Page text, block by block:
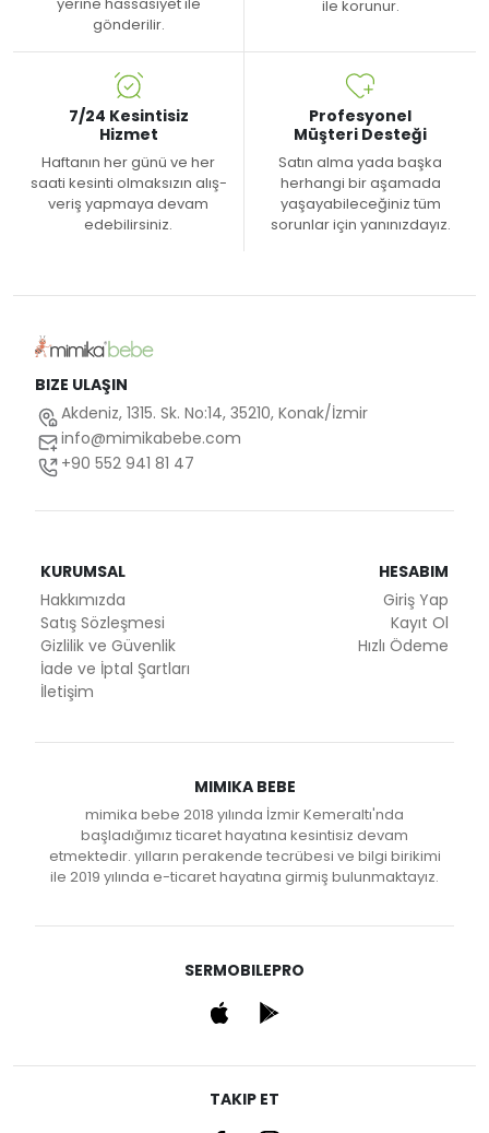
gönderilir.
ile korunur.
7/24 Kesintisiz
Hizmet
Haftanın her günü ve her
saati kesinti olmaksızın alış-
veriş yapmaya devam
edebilirsiniz.
Profesyonel
Müşteri Desteği
Satın alma yada başka
herhangi bir aşamada
yaşayabileceğiniz tüm
sorunlar için yanınızdayız.
BIZE ULAŞIN
Akdeniz, 1315. Sk. No:14, 35210, Konak/İzmir
info@mimikabebe.com
+90 552 941 81 47
KURUMSAL
Hakkımızda
Satış Sözleşmesi
Gizlilik ve Güvenlik
İade ve İptal Şartları
İletişim
HESABIM
Giriş Yap
Kayıt Ol
Hızlı Ödeme
MIMIKA BEBE
mimika bebe 2018 yılında İzmir Kemeraltı'nda
başladığımız ticaret hayatına kesintisiz devam
etmektedir. yılların perakende tecrübesi ve bilgi birikimi
ile 2019 yılında e-ticaret hayatına girmiş bulunmaktayız.
SERMOBILEPRO
TAKIP ET